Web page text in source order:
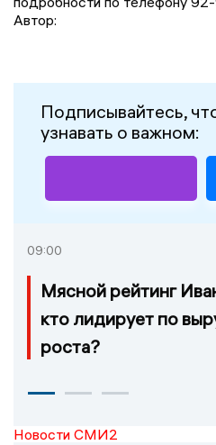
Автор:
Подписывайтесь,
узнавать о важном:
09:00
Мясной рейтинг
кто лидирует по
роста?
Новости СМИ2